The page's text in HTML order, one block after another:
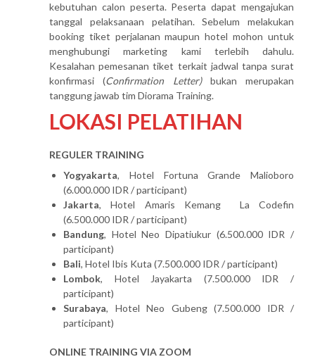
kebutuhan calon peserta. Peserta dapat mengajukan
tanggal pelaksanaan pelatihan. Sebelum melakukan
booking tiket perjalanan maupun hotel mohon untuk
menghubungi marketing kami terlebih dahulu.
Kesalahan pemesanan tiket terkait jadwal tanpa surat
konfirmasi (Confirmation Letter)bukan merupakan
tanggung jawab tim Diorama Training.
LOKASI PELATIHAN
REGULER TRAINING
Yogyakarta, Hotel Fortuna Grande Malioboro
(6.000.000 IDR / participant)
Jakarta, Hotel Amaris Kemang La Codefin
(6.500.000 IDR / participant)
Bandung, Hotel Neo Dipatiukur (6.500.000 IDR /
participant)
Bali, Hotel Ibis Kuta (7.500.000 IDR / participant)
Lombok, Hotel Jayakarta (7.500.000 IDR /
participant)
Surabaya, Hotel Neo Gubeng (7.500.000 IDR /
participant)
ONLINE TRAINING VIA ZOOM